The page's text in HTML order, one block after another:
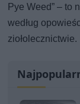
Pye Weed” – to
według
ziołolecznictwie.